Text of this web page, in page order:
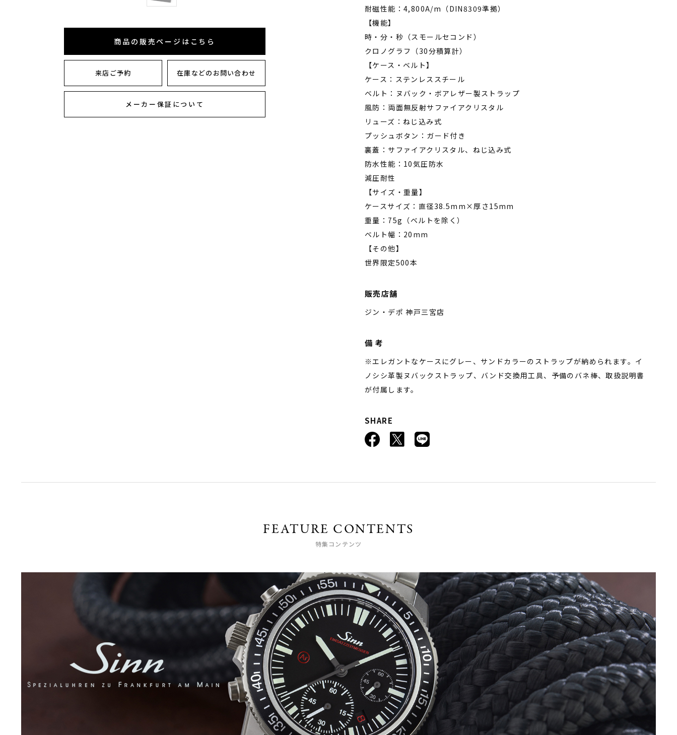
商品の販売ページはこちら
来店ご予約 在庫などのお問い合わせ
メーカー保証について
耐磁性能：4,800A/m（DIN8309準拠）
【機能】
時・分・秒（スモールセコンド）
クロノグラフ（30分積算計）
【ケース・ベルト】
ケース：ステンレススチール
ベルト：ヌバック・ボアレザー製ストラップ
風防：両面無反射サファイアクリスタル
リューズ：ねじ込み式
プッシュボタン：ガード付き
裏蓋：サファイアクリスタル、ねじ込み式
防水性能：10気圧防水
減圧耐性
【サイズ・重量】
ケースサイズ：直径38.5mm×厚さ15mm
重量：75g（ベルトを除く）
ベルト幅：20mm
【その他】
世界限定500本
販売店舗
ジン・デポ 神戸三宮店
備 考
※エレガントなケースにグレー、サンドカラーのストラップが納められます。イ
ノシシ革製ヌバックストラップ、バンド交換用工具、予備のバネ棒、取扱説明書
が付属します。
SHARE
FEATURE CONTENTS
特集コンテンツ